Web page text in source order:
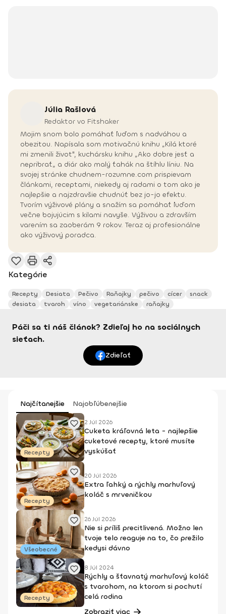
Júlia Rašlová
Redaktor vo Fitshaker
Mojim snom bolo pomáhať ľuďom s nadváhou a
obezitou. Napísala som motivačnú knihu „Kilá ktoré
mi zmenili život", kuchársku knihu „Ako dobre jesť a
nepribrať„ a diár ako malý ťahák na štíhlu líniu. Na
svojej stránke chudnem-rozumne.com prispievam
článkami, receptami, niekedy aj radami o tom ako je
najlepšie a najzdravšie chudnúť bez jo-jo efektu.
Tvorím výživové plány a snažím sa pomáhať ľuďom
večne bojujúcim s kilami navyše. Výživou a zdravším
varením sa zaoberám 9 rokov. Teraz aj profesionálne
ako výživový poradca.
Kategórie
Recepty Desiata Pečivo Raňajky pečivo cícer
snack
desiata
tvaroh víno vegetariánske raňajky
Páči sa ti náš článok? Zdieľaj ho na sociálnych
sieťach.
Zdieľať
Najčítanejšie Najobľúbenejšie
Recepty
2 Júl 2026
Cuketa kráľovná leta - najlepšie
cuketové recepty, ktoré musíte
vyskúšať
Recepty
20 Júl 2026
Extra ľahký a rýchly marhuľový
koláč s mrveničkou
Všeobecné
26 Júl 2026
Nie si príliš precitlivená. Možno len
tvoje telo reaguje na to, čo prežilo
kedysi dávno
Recepty
8 Júl 2024
Rýchly a šťavnatý marhuľový koláč
s tvarohom, na ktorom si pochutí
celá rodina
Zobraziť viac